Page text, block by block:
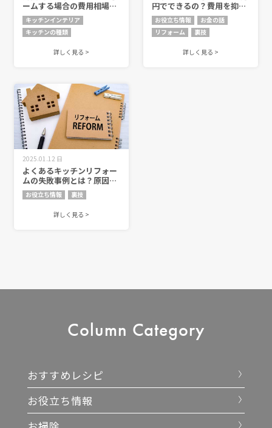
ームする場合の費用相場
は？メリットやデメリット
についてもご紹介
キッチンインテリア
キッチンの種類
詳しく見る >
円でできるの？費用を抑え
るコツ施工内容もご紹介
お役立ち情報
お金の話
リフォーム
裏技
詳しく見る >
2025.01.12 日
よくあるキッチンリフォー
ムの失敗事例とは？原因と
対策方法もご紹介
お役立ち情報 裏技
詳しく見る >
Column Category
おすすめレシピ
お役立ち情報